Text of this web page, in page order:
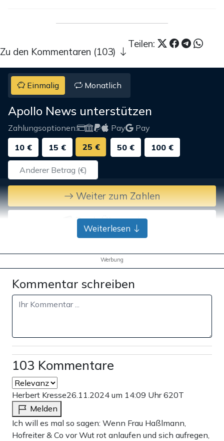
Teilen:
Zu den Kommentaren (103)
Einmalig Monatlich
Apollo News unterstützen
Zahlungsoptionen: Pay
Pay
10 €
15 € 25 € 50 € 100 €
Weiter zum Zahlen
Bank-Überweisung
Weiterlesen
Werbung
Kommentar schreiben
103 Kommentare
Herbert Kresse26.11.2024 um 14:09 Uhr620T
Melden
Ich will es mal so sagen: Wenn Frau Haßlmann,
Hofreiter & Co vor Wut rot anlaufen und sich aufregen,